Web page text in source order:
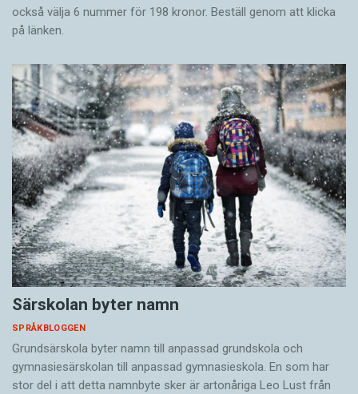
också välja 6 nummer för 198 kronor. Beställ genom att klicka
på länken.
Särskolan byter namn
SPRÅKBLOGGEN
Grundsärskola byter namn till anpassad grundskola och
gymnasiesärskolan till anpassad gymnasieskola. En som har
stor del i att detta namnbyte sker är artonåriga Leo Lust från